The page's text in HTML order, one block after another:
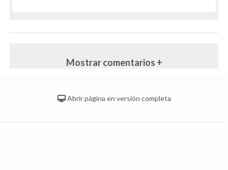
Mostrar comentarios +
Abrir página en versión completa